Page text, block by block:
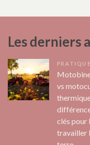
Les derniers
PRATIQUE
vs
clés pour
travailler